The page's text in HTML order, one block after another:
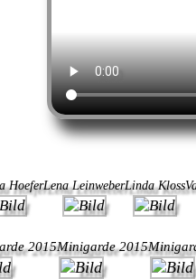
HoeferLena LeinweberLinda Kloss
2015Minigarde 2015